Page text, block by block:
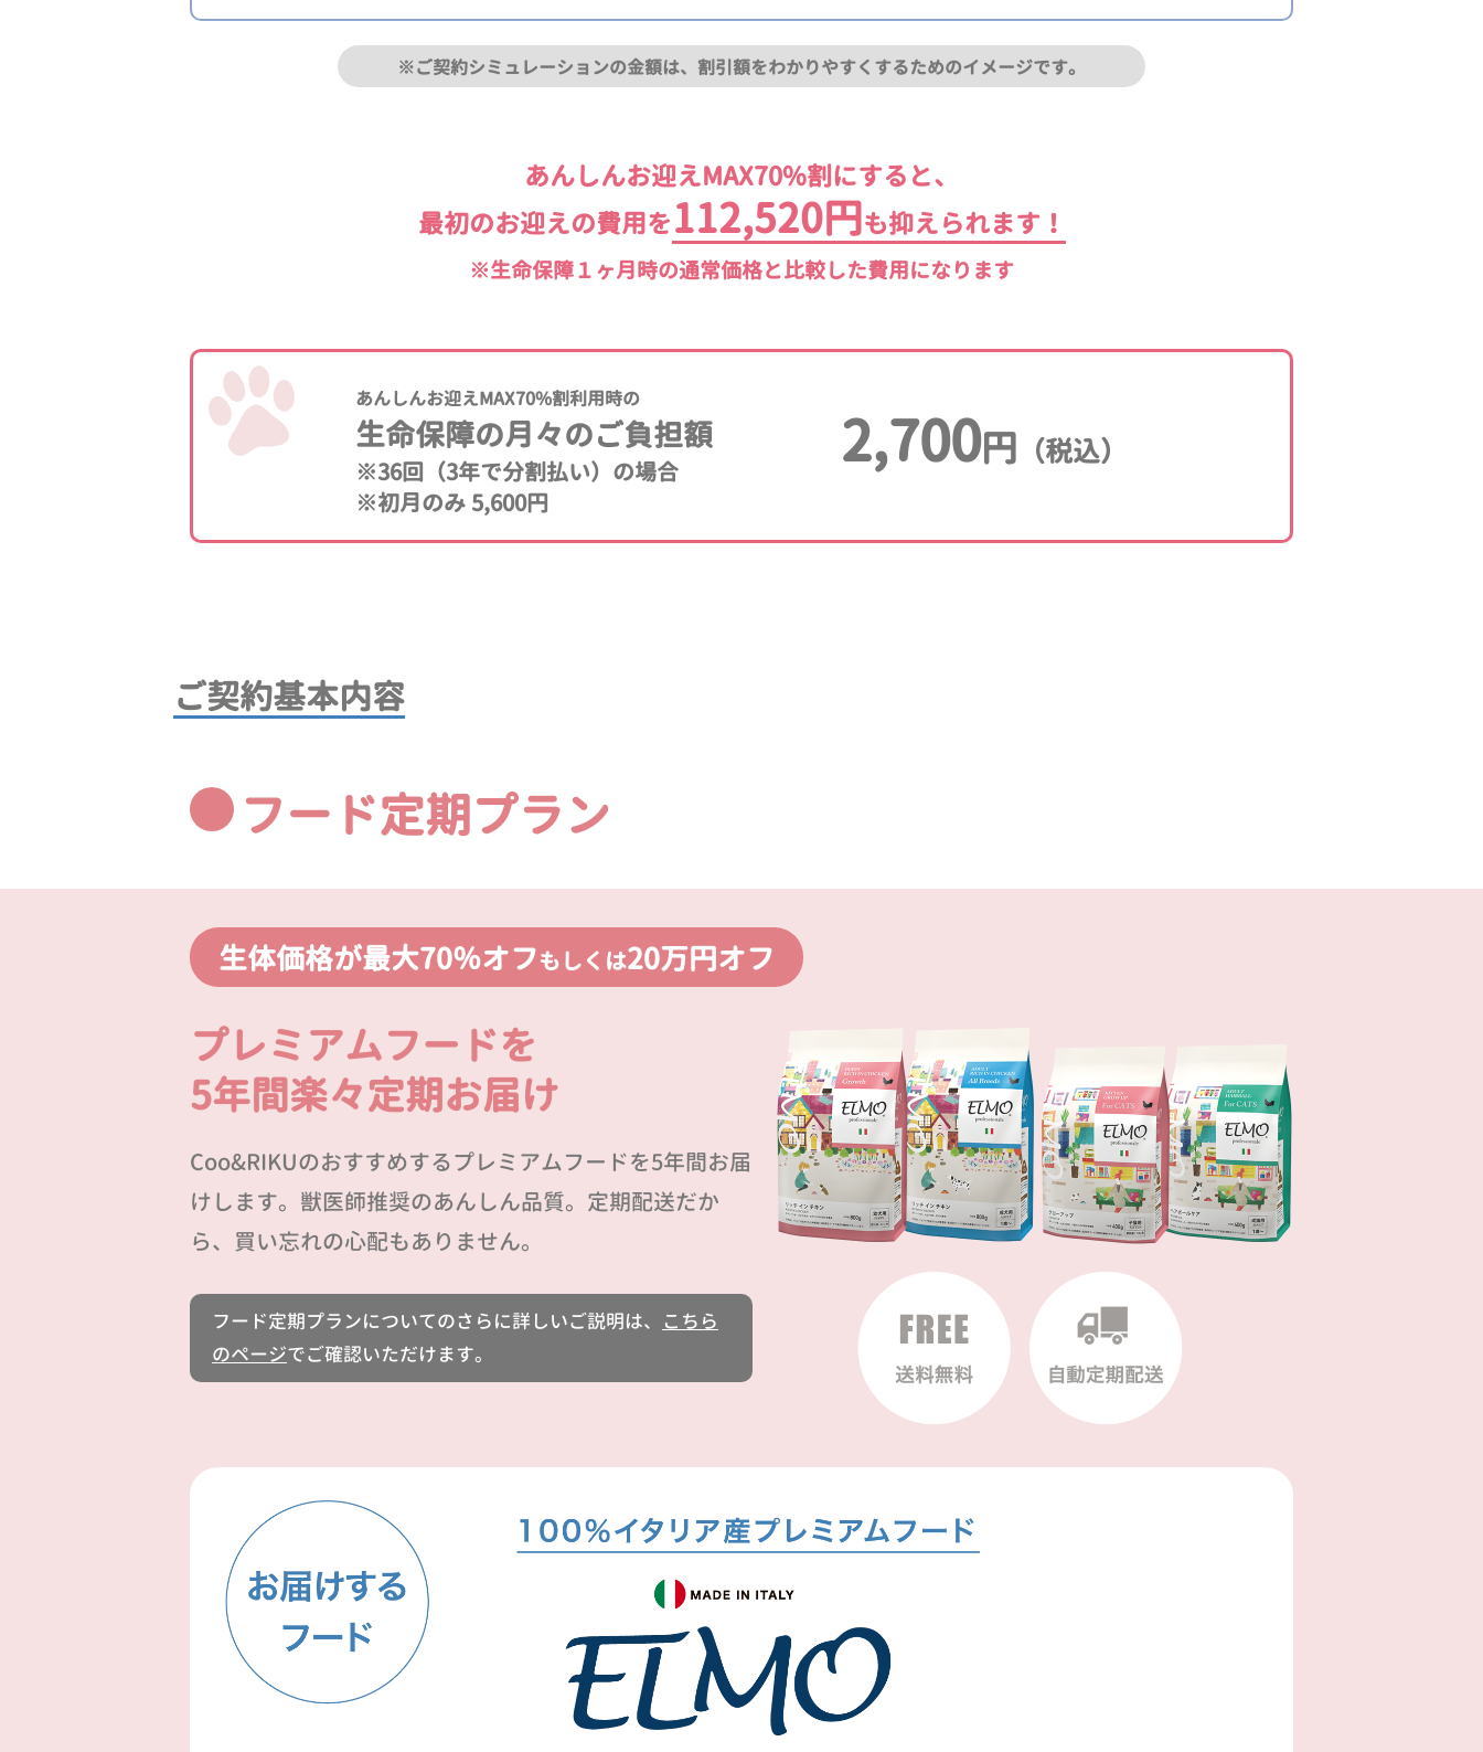
※ご契約シミュレーションの金額は、割引額をわかりやすくするためのイメージです。
あんしんお迎えMAX70%割にすると、
最初のお迎えの費用を112,520円も抑えられます！
※生命保障１ヶ月時の通常価格と比較した費用になります
あんしんお迎えMAX70%割利用時の
生命保障の月々のご負担額
※36回（3年で分割払い）の場合
※初月のみ 5,600円
2,700円 （税込）
ご契約基本内容
フード定期プラン
生体価格が最大70％オフもしくは20万円オフ
プレミアムフードを
5年間楽々定期お届け
Coo&RIKUのおすすめするプレミアムフードを5年間お届
けします。獣医師推奨のあんしん品質。定期配送だか
ら、買い忘れの心配もありません。
フード定期プランについてのさらに詳しいご説明は、
こちら
のページでご確認いただけます。